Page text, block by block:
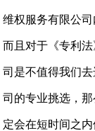
维权服务有限公
而且对于《专利
司是不值得我们
司的专业挑选，
定会在短时间之内